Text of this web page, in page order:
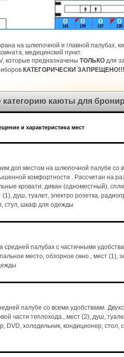
2
135
2
137
2
139
2
141
на шлюпочной и главной палубах,
медицинский пункт.
которые предназначены ТОЛЬКО для
КАТЕГОРИЧЕСКИ ЗАПРЕЩЕНО!!!
категорию каюты для
и характеристика мест
доп.местом на шлюпочной палубе со
комфортности . Рассчитан на
кровати, диван (одноместный),
душ, туалет, электро розетка,
стул, шкаф для одежды
палубах с частичными
место, обзорное окно., мест (1),
палубе со всеми удобствами.
части теплохода., мест (2), душ,
DVD, холодильник, кондиционер, стол,